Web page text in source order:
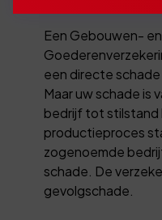
Een Gebouwen-
een directe schade
Maar uw schade is
bedrijf tot stilstand
productieproces
zogenoemde
schade. De
gevolgschade.